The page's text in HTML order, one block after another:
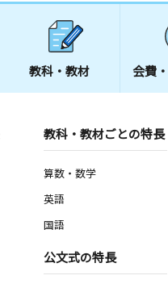
教科・教材 会費・
教科・教材ごとの特長
算数・数学
英語
国語
公文式の特長